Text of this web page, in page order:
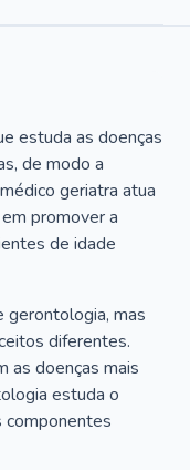
estuda as doenças
de modo a
geriatra atua
promover a
de idade
gerontologia, mas
diferentes.
as doenças mais
estuda o
componentes